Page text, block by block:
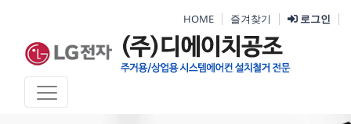
HOME 즐겨찾기 로그인